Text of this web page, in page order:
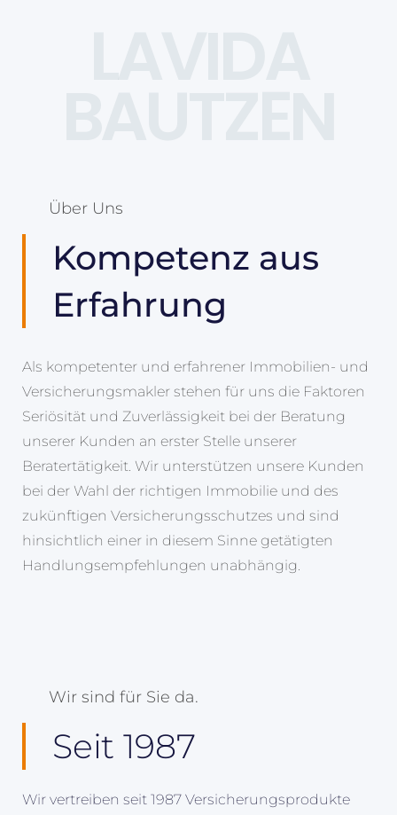
LAVIDA
Über Uns
Kompetenz aus
Erfahrung
Als kompetenter und erfahrener Immobilien- und
Versicherungsmakler stehen für uns die Faktoren
Seriösität und Zuverlässigkeit bei der Beratung
unserer Kunden an erster Stelle unserer
Beratertätigkeit. Wir unterstützen unsere Kunden
bei der Wahl der richtigen Immobilie und des
zukünftigen Versicherungsschutzes und sind
hinsichtlich einer in diesem Sinne getätigten
Handlungsempfehlungen unabhängig.
Wir sind für Sie da.
Seit 1987
Wir vertreiben seit 1987 Versicherungsprodukte